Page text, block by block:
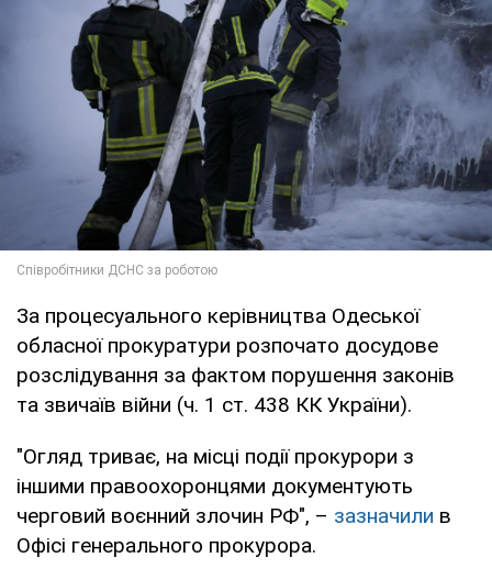
За процесуального керівництва Одеської
обласної прокуратури розпочато досудове
розслідування за фактом порушення законів
та звичаїв війни (ч. 1 ст. 438 КК України).
"Огляд триває, на місці події прокурори з
іншими правоохоронцями документують
черговий воєнний злочин РФ", – зазначили в
Офісі генерального прокурора.